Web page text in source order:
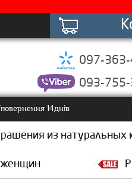
097-
093-
14днів
из натуральных